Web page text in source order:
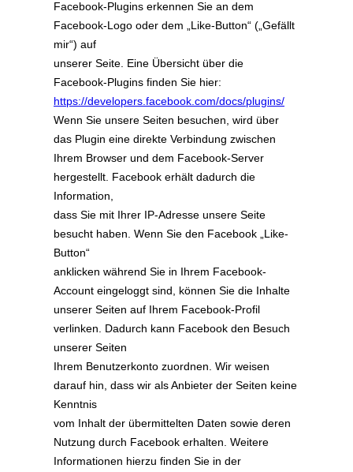
Facebook-Plugins erkennen Sie an dem
Facebook-Logo oder dem „Like-Button“ („Gefällt
mir“) auf
unserer Seite. Eine Übersicht über die
Facebook-Plugins finden Sie hier:
https://developers.facebook.com/docs/plugins/
Wenn Sie unsere Seiten besuchen, wird über
das Plugin eine direkte Verbindung zwischen
Ihrem Browser und dem Facebook-Server
hergestellt. Facebook erhält dadurch die
Information,
dass Sie mit Ihrer IP-Adresse unsere Seite
besucht haben. Wenn Sie den Facebook „Like-
Button“
anklicken während Sie in Ihrem Facebook-
Account eingeloggt sind, können Sie die Inhalte
unserer Seiten auf Ihrem Facebook-Profil
verlinken. Dadurch kann Facebook den Besuch
unserer Seiten
Ihrem Benutzerkonto zuordnen. Wir weisen
darauf hin, dass wir als Anbieter der Seiten keine
Kenntnis
vom Inhalt der übermittelten Daten sowie deren
Nutzung durch Facebook erhalten. Weitere
Informationen hierzu finden Sie in der